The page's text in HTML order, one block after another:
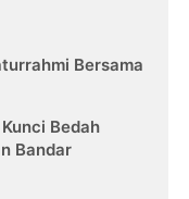
Bersama
Bedah
Bandar